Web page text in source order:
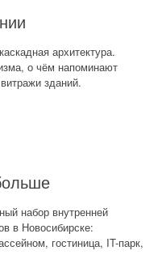
архитектура.
о чём напоминают
зданий.
набор внутренней
в Новосибирске:
гостиница, IT-парк,